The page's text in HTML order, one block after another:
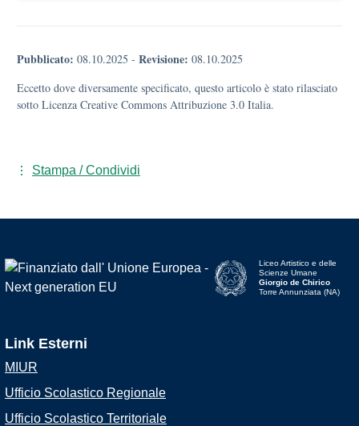
Pubblicato: 08.10.2025 - Revisione: 08.10.2025
Eccetto dove diversamente specificato, questo articolo è stato rilasciato
sotto Licenza Creative Commons Attribuzione 3.0 Italia.
Stampa / Condividi
Liceo Artistico e delle
Scienze Umane
Giorgio de Chirico
Torre Annunziata (NA)
Link Esterni
MIUR
Ufficio Scolastico Regionale
Ufficio Scolastico Territoriale